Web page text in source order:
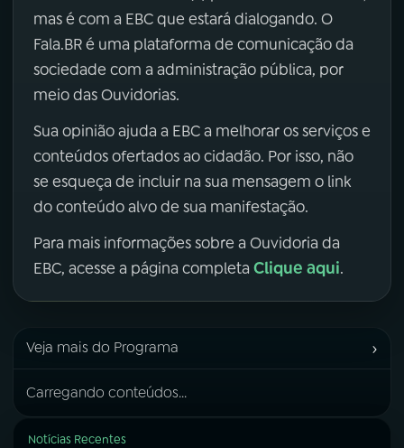
mas é com a EBC que estará dialogando. O
Fala.BR é uma plataforma de comunicação da
sociedade com a administração pública, por
meio das Ouvidorias.
Sua opinião ajuda a EBC a melhorar os serviços e
conteúdos ofertados ao cidadão. Por isso, não
se esqueça de incluir na sua mensagem o link
do conteúdo alvo de sua manifestação.
Para mais informações sobre a Ouvidoria da
EBC, acesse a página completa Clique aqui.
Veja mais do Programa ›
Carregando conteúdos...
Notícias Recentes